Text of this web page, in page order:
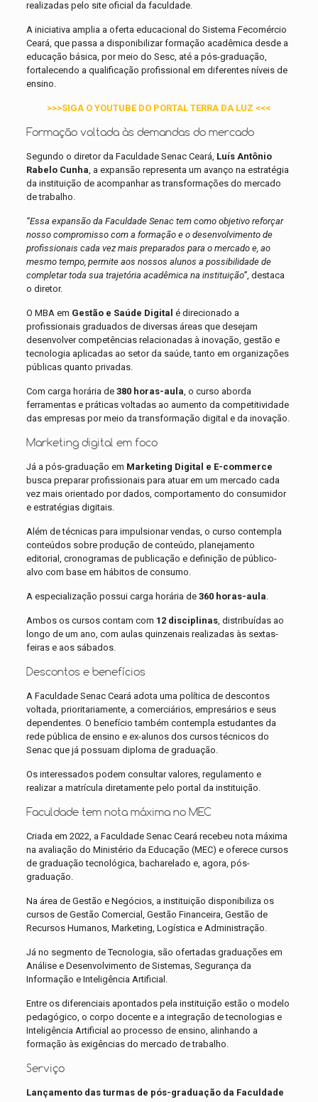
realizadas pelo site oficial da faculdade.
A iniciativa amplia a oferta educacional do Sistema Fecomércio
Ceará, que passa a disponibilizar formação acadêmica desde a
educação básica, por meio do Sesc, até a pós-graduação,
fortalecendo a qualificação profissional em diferentes níveis de
ensino.
>>>SIGA O YOUTUBE DO PORTAL TERRA DA LUZ <<<
Formação voltada às demandas do mercado
Segundo o diretor da Faculdade Senac Ceará, Luís Antônio
Rabelo Cunha , a expansão representa um avanço na estratégia
da instituição de acompanhar as transformações do mercado
de trabalho.
“Essa expansão da Faculdade Senac tem como objetivo reforçar
nosso compromisso com a formação e o desenvolvimento de
profissionais cada vez mais preparados para o mercado e, ao
mesmo tempo, permite aos nossos alunos a possibilidade de
completar toda sua trajetória acadêmica na instituição”, destaca
o diretor.
O MBA em Gestão e Saúde Digital é direcionado a
profissionais graduados de diversas áreas que desejam
desenvolver competências relacionadas à inovação, gestão e
tecnologia aplicadas ao setor da saúde, tanto em organizações
públicas quanto privadas.
Com carga horária de 380 horas-aula , o curso aborda
ferramentas e práticas voltadas ao aumento da competitividade
das empresas por meio da transformação digital e da inovação.
Marketing digital em foco
Já a pós-graduação em Marketing Digital e E-commerce
busca preparar profissionais para atuar em um mercado cada
vez mais orientado por dados, comportamento do consumidor
e estratégias digitais.
Além de técnicas para impulsionar vendas, o curso contempla
conteúdos sobre produção de conteúdo, planejamento
editorial, cronogramas de publicação e definição de público-
alvo com base em hábitos de consumo.
A especialização possui carga horária de 360 horas-aula
Ambos os cursos contam com 12 disciplinas, distribuídas ao
longo de um ano, com aulas quinzenais realizadas às sextas-
feiras e aos sábados.
Descontos e benefícios
A Faculdade Senac Ceará adota uma política de descontos
voltada, prioritariamente, a comerciários, empresários e seus
dependentes. O benefício também contempla estudantes da
rede pública de ensino e ex-alunos dos cursos técnicos do
Senac que já possuam diploma de graduação.
Os interessados podem consultar valores, regulamento e
realizar a matrícula diretamente pelo portal da instituição.
Faculdade tem nota máxima no MEC
Criada em 2022, a Faculdade Senac Ceará recebeu nota máxima
na avaliação do Ministério da Educação (MEC) e oferece cursos
de graduação tecnológica, bacharelado e, agora, pós-
graduação.
Na área de Gestão e Negócios, a instituição disponibiliza os
cursos de Gestão Comercial, Gestão Financeira, Gestão de
Recursos Humanos, Marketing, Logística e Administração.
Já no segmento de Tecnologia, são ofertadas graduações em
Análise e Desenvolvimento de Sistemas, Segurança da
Informação e Inteligência Artificial.
Entre os diferenciais apontados pela instituição estão o modelo
pedagógico, o corpo docente e a integração de tecnologias e
Inteligência Artificial ao processo de ensino, alinhando a
formação às exigências do mercado de trabalho.
Serviço
Lançamento das turmas de pós-graduação da Faculdade